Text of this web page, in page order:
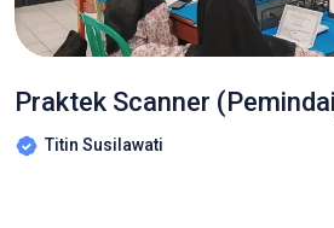
Praktek Scanner
Titin Susilawati